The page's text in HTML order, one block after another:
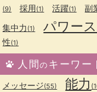
(9) 採用(1) 活躍(1) 副
集中力 (1) パワー
性(1)
人間のキーワー
メッセージ(55) 能力